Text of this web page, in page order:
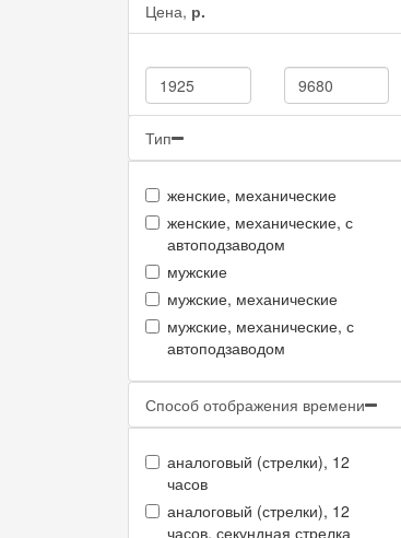
Цена, р.
Тип
женские, механические
женские, механические, с
автоподзаводом
мужские
мужские, механические
мужские, механические, с
автоподзаводом
Способ отображения времени
аналоговый (стрелки), 12
часов
аналоговый (стрелки), 12
часов, секундная стрелка